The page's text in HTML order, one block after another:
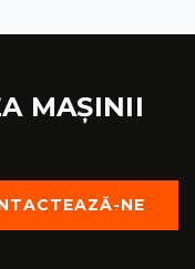
MAȘINII
NE